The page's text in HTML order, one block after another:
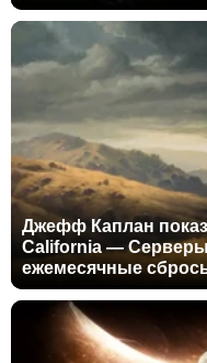
Джефф Каплан
California — Серверы
ежемесячные